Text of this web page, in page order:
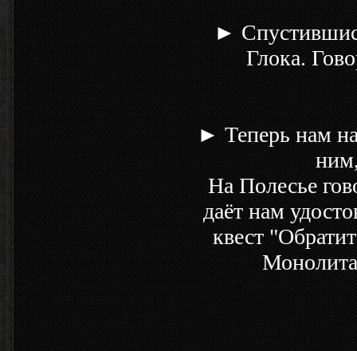
►
Глока.
► Теперь нам
На Полесье
даёт нам
квест